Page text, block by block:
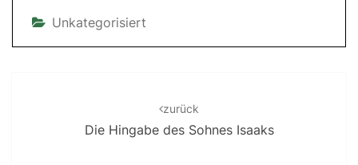
Unkategorisiert
zurück
Die Hingabe des Sohnes Isaaks